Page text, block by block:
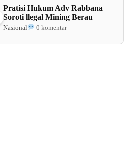
Pratisi Hukum Adv Rabbana
Soroti llegal Mining Berau
Nasional 0 komentar